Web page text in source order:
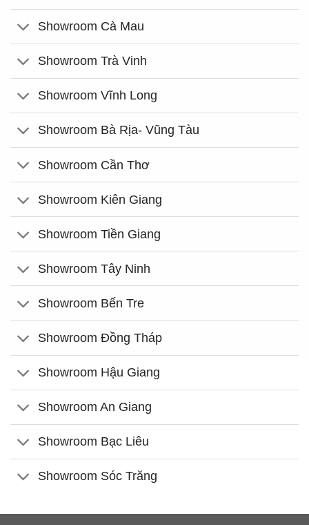
Showroom Cà Mau
Showroom Trà Vinh
Showroom Vĩnh Long
Showroom Bà Rịa- Vũng Tàu
Showroom Cần Thơ
Showroom Kiên Giang
Showroom Tiền Giang
Showroom Tây Ninh
Showroom Bến Tre
Showroom Đồng Tháp
Showroom Hậu Giang
Showroom An Giang
Showroom Bạc Liêu
Showroom Sóc Trăng